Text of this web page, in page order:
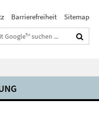
Barrierefreiheit Sitemap